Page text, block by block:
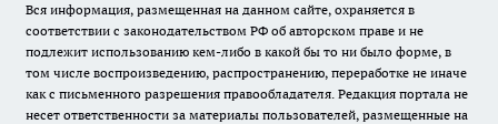
Вся информация, размещенная на данном сайте, охраняется в
соответствии с законодательством РФ об авторском праве и не
подлежит использованию кем-либо в какой бы то ни было форме, в
том числе воспроизведению, распространению, переработке не иначе
как с письменного разрешения правообладателя. Редакция портала не
несет ответственности за материалы пользователей, размещенные на